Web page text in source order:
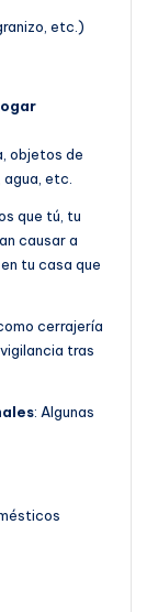
etc.)
objetos de
agua, etc.
que tú, tu
causar a
tu casa que
cerrajería
tras
: Algunas